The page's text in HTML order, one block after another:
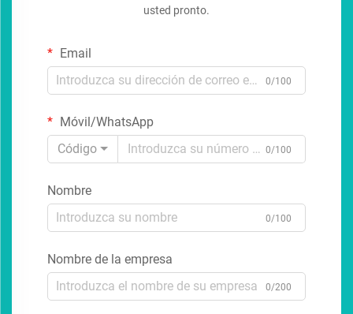
usted pronto.
Email
0/100
Móvil/WhatsApp
Código
0/100
Nombre
0/100
Nombre de la empresa
0/200